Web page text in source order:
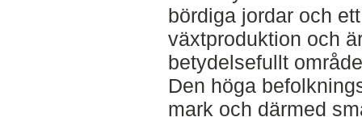
bördiga jordar och
växtproduktion och
betydelsefullt
Den höga
mark och därmed